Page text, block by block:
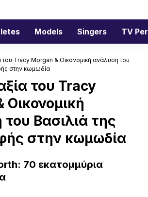
Models Singers TV
Tracy Morgan & Οικονομική ανάλυση του
στην κωμωδία
του Tracy
Οικονομική
Βασιλιά της
στην κωμωδία
70 εκατομμύρια